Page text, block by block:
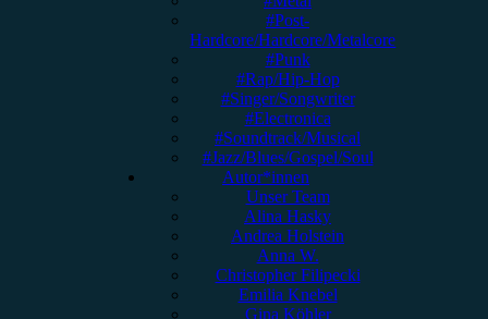
#Post-
Hardcore/Hardcore/Metalcore
#Punk
#Rap/Hip-Hop
#Singer/Songwriter
#Electronica
#Soundtrack/Musical
#Jazz/Blues/Gospel/Soul
Autor*innen
Unser Team
Alina Hasky
Andrea Holstein
Anna W.
Christopher Filipecki
Emilia Knebel
Gina Köhler